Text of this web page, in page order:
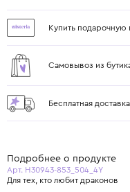
Купить подарочную
Самовывоз из
Бесплатная
Подробнее о продукте
Арт. H30943-853_504_4Y
Для тех, кто любит драконов